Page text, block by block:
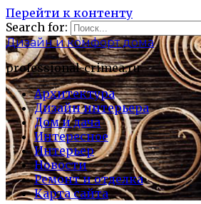
Перейти к контенту
Search for:
Дизайн и комфорт дома
professional-crimea.ru
Архитектура
Дизайн интерьера
Дом и дача
Интересное
Интерьер
Новости
Ремонт и отделка
Карта сайта